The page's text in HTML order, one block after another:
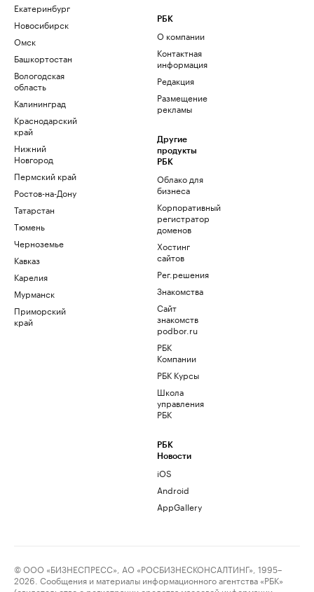
Екатеринбург
Новосибирск
Омск
Башкортостан
Вологодская
область
Калининград
Краснодарский
край
Нижний
Новгород
Пермский край
Ростов-на-Дону
Татарстан
Тюмень
Черноземье
Кавказ
Карелия
Мурманск
Приморский
край
РБК
О компании
Контактная
информация
Редакция
Размещение
рекламы
Другие
продукты
РБК
Облако для
бизнеса
Корпоративный
регистратор
доменов
Хостинг
сайтов
Рег.решения
Знакомства
Сайт
знакомств
podbor.ru
РБК
Компании
РБК Курсы
Школа
управления
РБК
РБК
Новости
iOS
Android
AppGallery
© ООО «БИЗНЕСПРЕСС», АО «РОСБИЗНЕСКОНСАЛТИНГ», 1995–
2026. Сообщения и материалы информационного агентства «РБК»